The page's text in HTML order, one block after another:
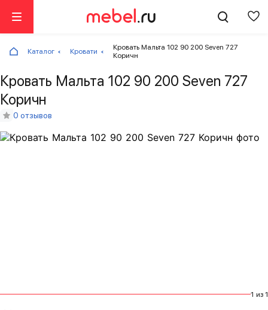
Каталог Кровати
Кровать Мальта 102 90 200 Seven 727
Коричн
Кровать Мальта 102 90 200 Seven 727
Коричн
0 отзывов
1 из 1